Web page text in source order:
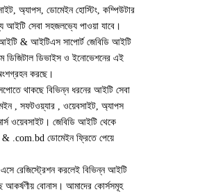
অ্যাপস, ডোমেইন হোস্টিং, কম্পিউটার
আইটি সেবা সহজলভ্যে পাওয়া যাবে।
আইটি & আইটিএস সাপোর্ট জেবিডি আইটি
ডিজিটাল ডিভাইস ও ইনোভেশনের এই
করছে।
থাকছে বিভিন্ন ধরনের আইটি সেবা
, সফটওয়্যার , ওয়েবসাইট, অ্যাপস
ওয়েবসাইট। জেবিডি আইটি থেকে
& .com.bd ডোমেইন ফ্রিতে পেয়ে
রেজিস্ট্রেশন করলেই বিভিন্ন আইটি
আকর্ষণীয় বোনাস। আমাদের কোর্সসমূহ